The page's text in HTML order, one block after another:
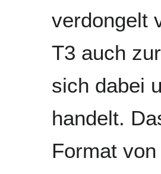
verdongelt
T3 auch
sich dabei
handelt.
Format